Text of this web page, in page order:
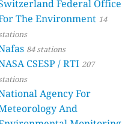
Federal Office
The Environment 14
84 stations
CSESP / RTI 207
Agency For
And